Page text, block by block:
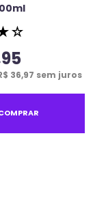
☆
95
36,97 sem juros